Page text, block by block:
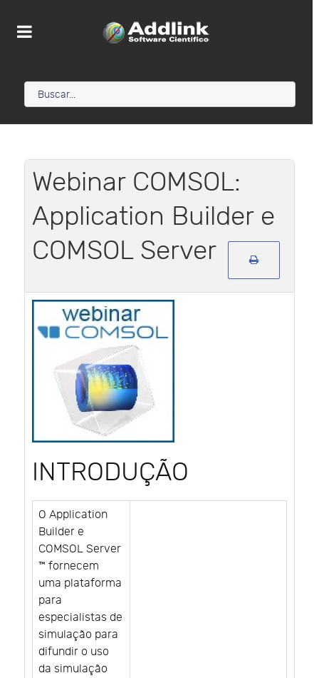
Webinar COMSOL:
Application Builder e
COMSOL Server
INTRODUÇÃO
O Application
Builder e
COMSOL Server
™ fornecem
uma plataforma
para
especialistas de
simulação para
difundir o uso
da simulação